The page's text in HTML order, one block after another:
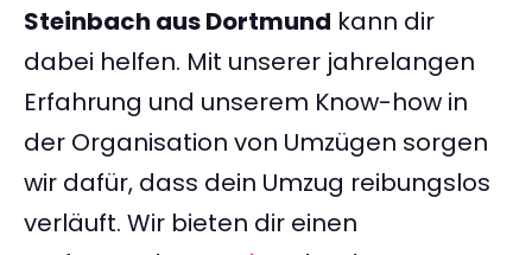
Steinbach aus Dortmund kann dir
dabei helfen. Mit unserer jahrelangen
Erfahrung und unserem Know-how in
der Organisation von Umzügen sorgen
wir dafür, dass dein Umzug reibungslos
verläuft. Wir bieten dir einen